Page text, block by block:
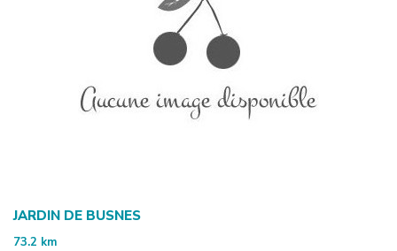
JARDIN DE BUSNES
73.2 km